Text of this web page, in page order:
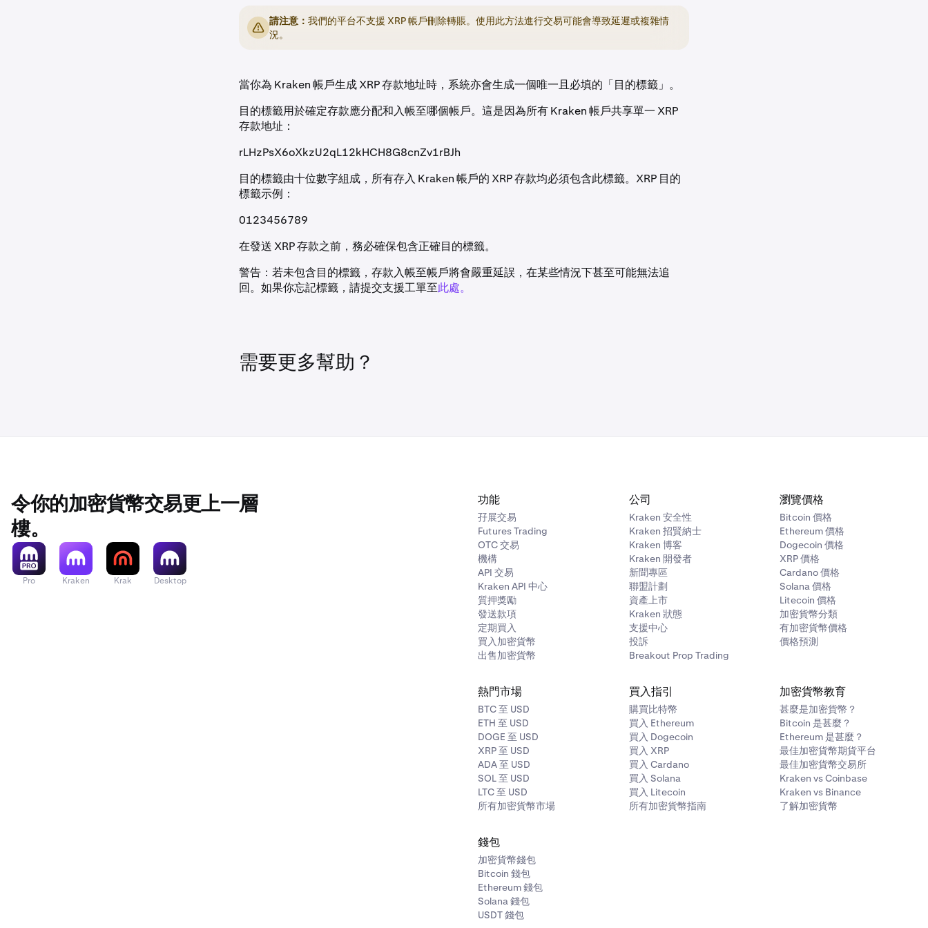
請注意： 我們的平台不支援 XRP 帳戶刪除轉賬。使用此方法進行交易可能會導致延遲或複雜情
況。
當你為 Kraken 帳戶生成 XRP 存款地址時，系統亦會生成一個唯一且必填的「目的標籤」。
目的標籤用於確定存款應分配和入帳至哪個帳戶。這是因為所有 Kraken 帳戶共享單一 XRP
存款地址：
rLHzPsX6oXkzU2qL12kHCH8G8cnZv1rBJh
目的標籤由十位數字組成，所有存入 Kraken 帳戶的 XRP 存款均必須包含此標籤。XRP 目的
標籤示例：
0123456789
在發送 XRP 存款之前，務必確保包含正確目的標籤。
警告：若未包含目的標籤，存款入帳至帳戶將會嚴重延誤，在某些情況下甚至可能無法追
回。如果你忘記標籤，請提交支援工單至此處。
需要更多幫助？
令你的加密貨幣交易更上一層
樓。
Pro Kraken Krak Desktop
功能
孖展交易
Futures Trading
OTC 交易
機構
API 交易
Kraken API 中心
質押獎勵
發送款項
定期買入
買入加密貨幣
出售加密貨幣
公司
Kraken 安全性
Kraken 招賢納士
Kraken 博客
Kraken 開發者
新聞專區
聯盟計劃
資產上市
Kraken 狀態
支援中心
投訴
Breakout Prop Trading
瀏覽價格
Bitcoin 價格
Ethereum 價格
Dogecoin 價格
XRP 價格
Cardano 價格
Solana 價格
Litecoin 價格
加密貨幣分類
有加密貨幣價格
價格預測
熱門市場
BTC 至 USD
ETH 至 USD
DOGE 至 USD
XRP 至 USD
ADA 至 USD
SOL 至 USD
LTC 至 USD
所有加密貨幣市場
買入指引
購買比特幣
買入 Ethereum
買入 Dogecoin
買入 XRP
買入 Cardano
買入 Solana
買入 Litecoin
所有加密貨幣指南
加密貨幣教育
甚麼是加密貨幣？
Bitcoin 是甚麼？
Ethereum 是甚麼？
最佳加密貨幣期貨平台
最佳加密貨幣交易所
Kraken vs Coinbase
Kraken vs Binance
了解加密貨幣
錢包
加密貨幣錢包
Bitcoin 錢包
Ethereum 錢包
Solana 錢包
USDT 錢包